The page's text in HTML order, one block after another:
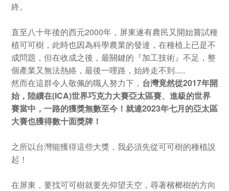
終。
直至八十年後的西元2000年，屏東遂有農民又開始嘗試種
植可可樹，此時也因為科學農業的發達，在種植上已是不
成問題，但在收成之後，最關鍵的『加工技術』不足，整
個產業又無法熱絡，最後一哩路，始終走不到.....
然而在這群令人敬佩的職人努力下， 台灣竟然從2017年開
始，陸續在(ICA)世界巧克力大賽亞太區賽、進級的世界
賽當中，一路的獲獎無數至今！就連2023年七月的亞太區
大賽也獲得數十面獎牌！
之所以台灣能獲得這些大獎，我必須先從可可樹的種植說
起！
在屏東，要找可可樹就要先仰望天空，尋著檳榔樹的方向